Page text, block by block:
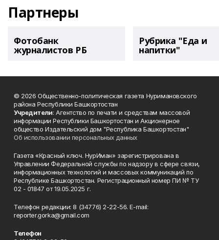
Партнеры
Фотобанк
журналистов РБ
Рубрика "Еда и
напитки"
© 2026 Общественно-политическая газета Нуримановского
района Республики Башкортостан
Учредители: Агентство по печати и средствам массовой
информации Республики Башкортостан и Акционерное
общество Издательский дом "Республика Башкортостан"
Об использовании персональных данных
Газета «Красный ключ. НурИман» зарегистрирована в
Управлении Федеральной службы по надзору в сфере связи,
информационных технологий и массовых коммуникаций по
Республике Башкортостан. Регистрационный номер ПИ № ТУ
02 - 01847 от 19.05.2025 г.
Телефон редакции: 8 (34776) 2-22-56. E-mail:
reporter.gorka@gmail.com
Телефон